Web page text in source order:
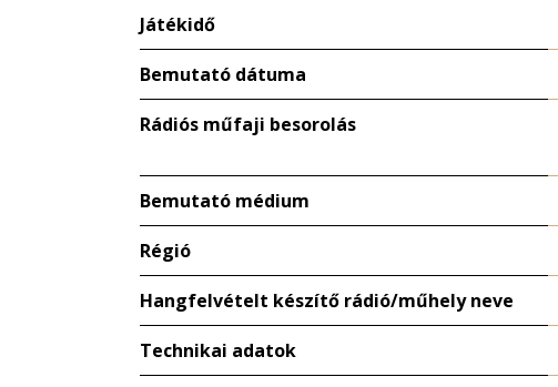
Játékidő
Bemutató dátuma
Rádiós műfaji besorolás
Bemutató médium
Régió
Hangfelvételt készítő rádió/műhely neve
Technikai adatok